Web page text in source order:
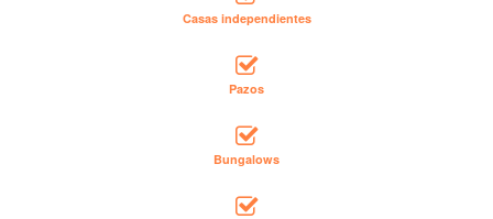
Casas independientes
Pazos
Bungalows